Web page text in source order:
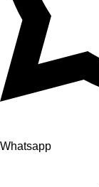
Whatsapp